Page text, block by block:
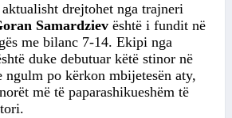
drejtohet nga trajneri
Samardziev është i fundit në
me bilanc 7-14. Ekipi nga
duke debutuar këtë stinor në
ngulm po kërkon mbijetesën aty,
më të paparashikueshëm të